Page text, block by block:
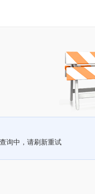
询中，请刷新重试